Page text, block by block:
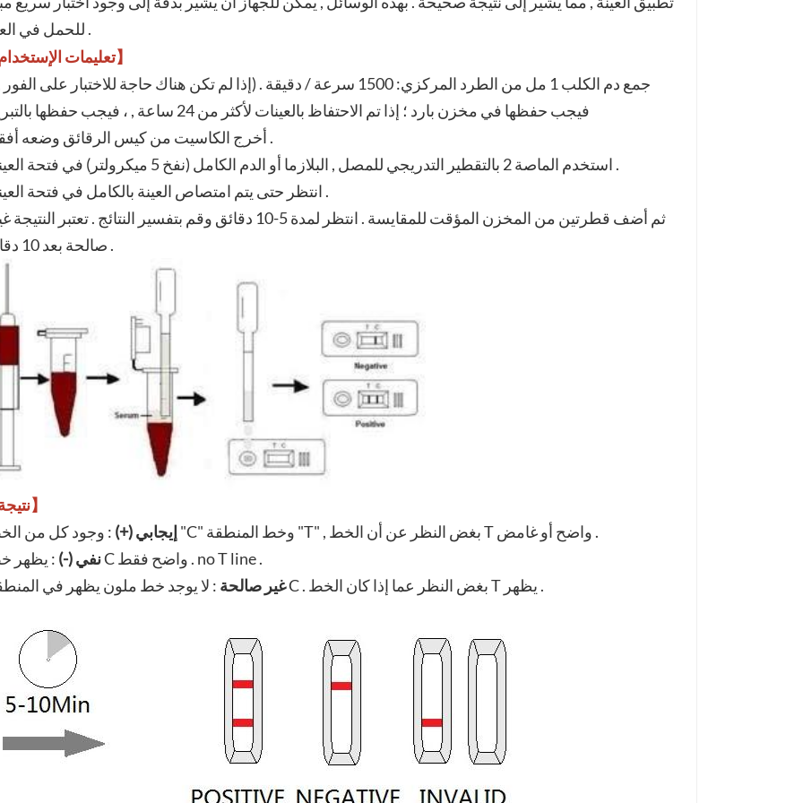
للحمل في العينة .
【تعليمات الإستخدام】
فيجب حفظها في مخزن بارد ؛ إذا تم الاحتفاظ بالعينات لأكثر من 24 ساعة , ، فيجب حفظها بالتبريد )
- أخرج الكاسيت من كيس الرقائق وضعه أفقيًا .
- استخدم الماصة 2 بالتقطير التدريجي للمصل , البلازما أو الدم الكامل (نفخ 5 ميكرولتر) في فتحة العينة .
- انتظر حتى يتم امتصاص العينة بالكامل في فتحة العينة .
صالحة بعد 10 دقائق .
【نتيجة】
-إيجابي (+)
: وجود كل من الخط "C" وخط المنطقة "T" , بغض النظر عن أن الخط T واضح أو غامض .
-نفي (-)
: يظهر خط C واضح فقط . no T line .
-غير صالحة
: لا يوجد خط ملون يظهر في المنطقة C . بغض النظر عما إذا كان الخط T يظهر .